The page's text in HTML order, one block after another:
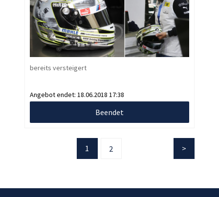
bereits versteigert
Angebot endet: 18.06.2018 17:38
Beendet
1 2